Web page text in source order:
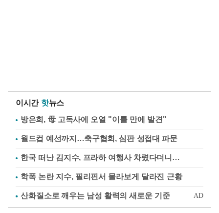
이시간 핫뉴스
방은희, 母 고독사에 오열 "이틀 만에 발견"
월드컵 예선까지…축구협회, 심판 성접대 파문
한국 떠난 김지수, 프라하 여행사 차렸다더니…
학폭 논란 지수, 필리핀서 몰라보게 달라진 근황